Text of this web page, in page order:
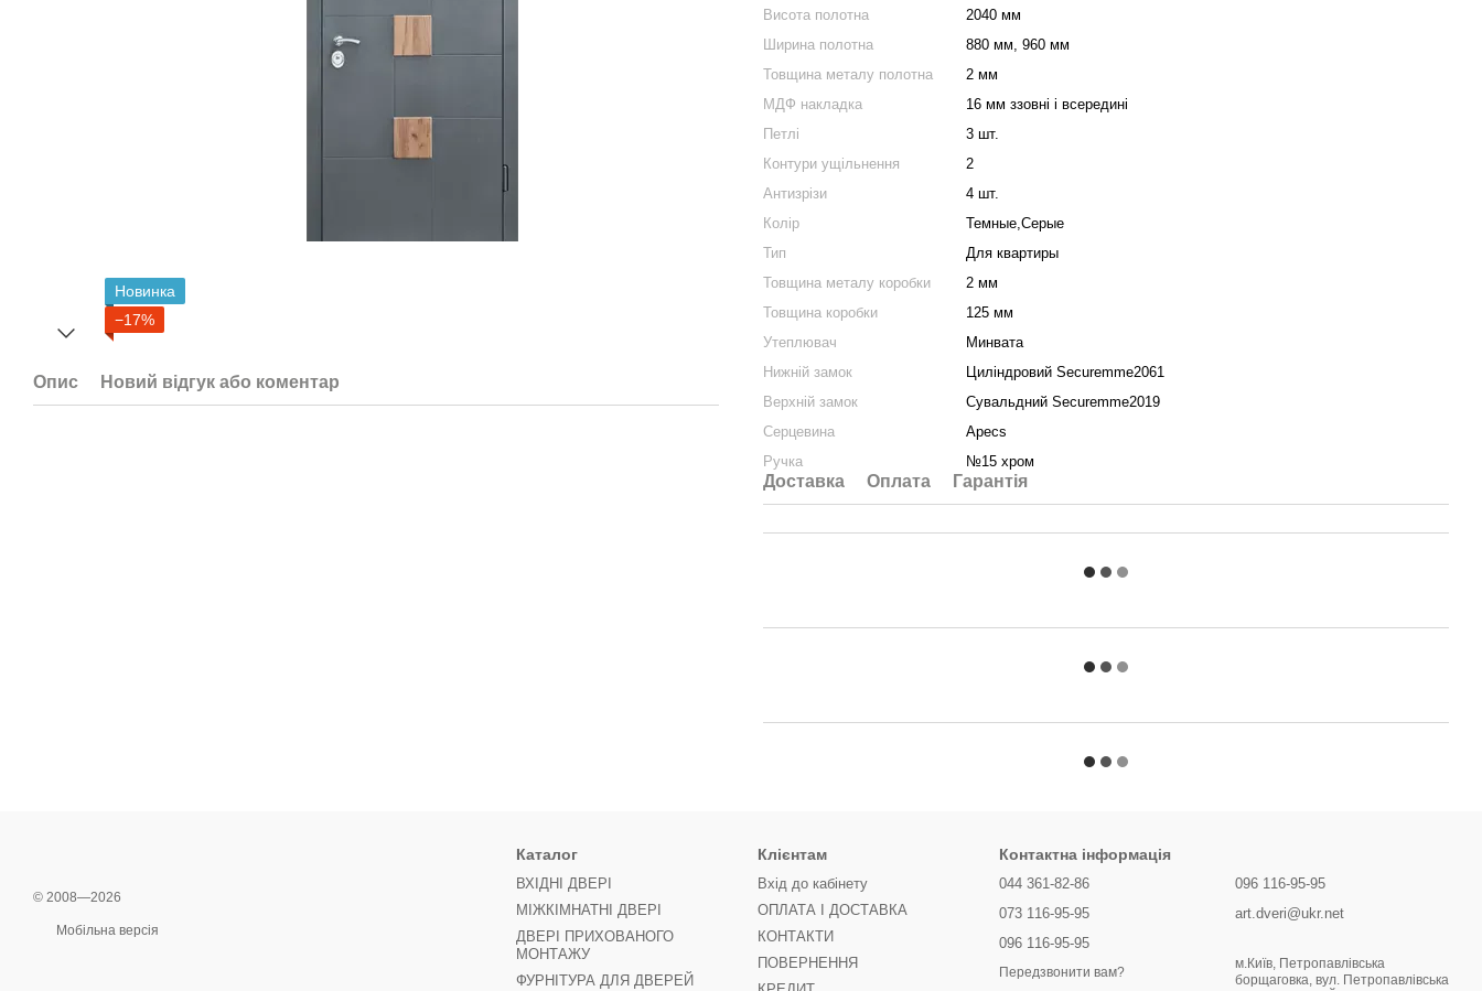
Новинка
−17%
Опис Новий відгук або коментар
Висота полотна
2040 мм
Ширина полотна
880 мм, 960 мм
Товщина металу полотна
2 мм
МДФ накладка
16 мм ззовні і всередині
Петлі
3 шт.
Контури ущільнення
2
Антизрізи
4 шт.
Колір
Темные,Серые
Тип
Для квартиры
Товщина металу коробки
2 мм
Товщина коробки
125 мм
Утеплювач
Минвата
Нижній замок
Циліндровий Securemme2061
Верхній замок
Сувальдний Securemme2019
Серцевина
Apecs
Ручка
№15 хром
Доставка Оплата Гарантія
© 2008—2026
Мобільна версія
Каталог
ВХІДНІ ДВЕРІ
МІЖКІМНАТНІ ДВЕРІ
ДВЕРІ ПРИХОВАНОГО
МОНТАЖУ
ФУРНІТУРА ДЛЯ ДВЕРЕЙ
Клієнтам
Вхід до кабінету
ОПЛАТА І ДОСТАВКА
КОНТАКТИ
ПОВЕРНЕННЯ
Контактна інформація
044 361-82-86
073 116-95-95
096 116-95-95
Передзвонити вам?
096 116-95-95
art.dveri@ukr.net
м.Київ, Петропавлівська
борщаговка, вул. Петропавлівська